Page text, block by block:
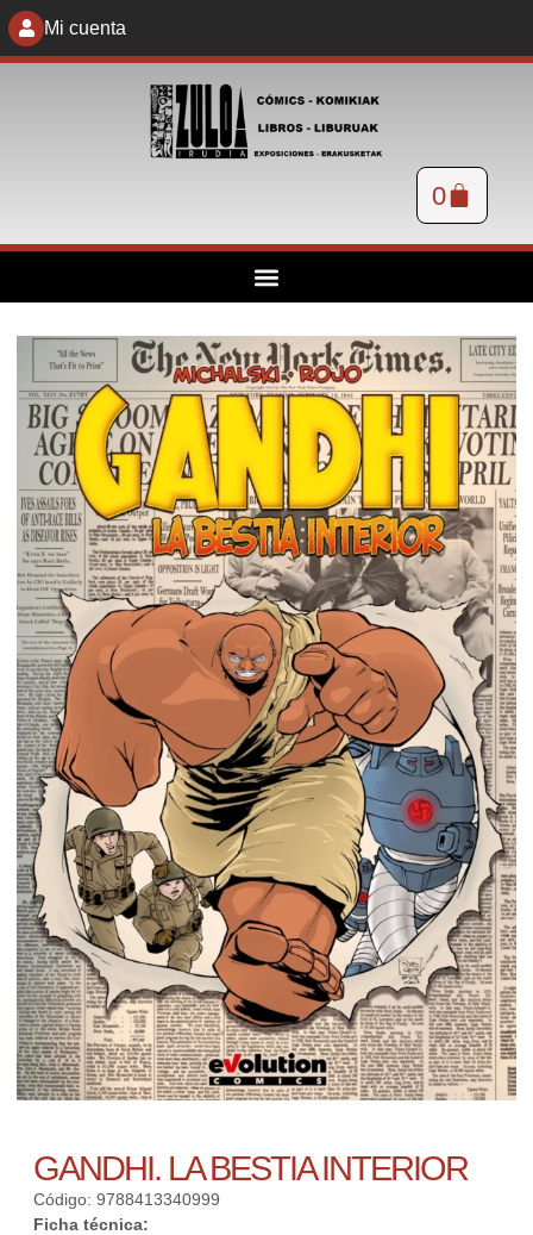
Mi cuenta
0
GANDHI. LA BESTIA INTERIOR
Código: 9788413340999
Ficha técnica: